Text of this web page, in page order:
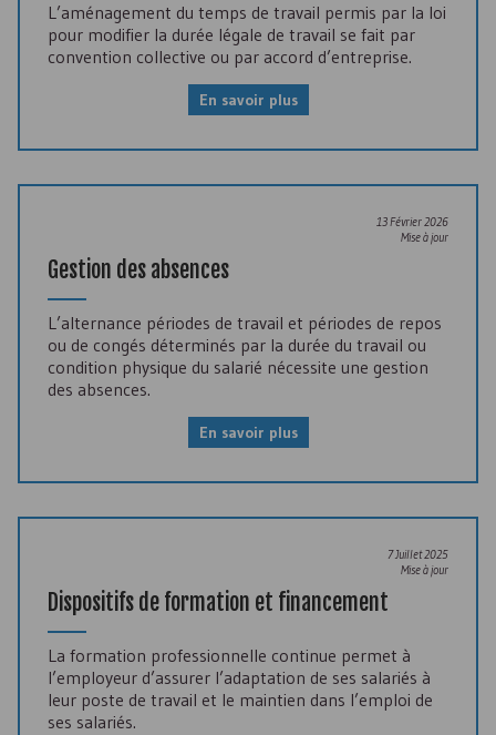
L’aménagement du temps de travail permis par la loi
pour modifier la durée légale de travail se fait par
convention collective ou par accord d’entreprise.
En savoir plus
13 Février 2026
Mise à jour
Gestion des absences
L’alternance périodes de travail et périodes de repos
ou de congés déterminés par la durée du travail ou
condition physique du salarié nécessite une gestion
des absences.
En savoir plus
7 Juillet 2025
Mise à jour
Dispositifs de formation et financement
La formation professionnelle continue permet à
l’employeur d’assurer l’adaptation de ses salariés à
leur poste de travail et le maintien dans l’emploi de
ses salariés.